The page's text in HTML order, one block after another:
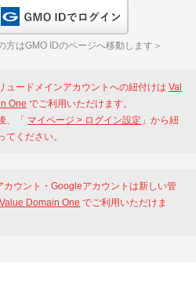
方はGMO IDのページへ移動します＞
ュードメインアカウントへの紐付けはVal
One でご利用いただけます。
、「 マイページ > ログイン設定 」から紐
てください。
カウント・Googleアカウントは新しい管
Value Domain One でご利用いただけま